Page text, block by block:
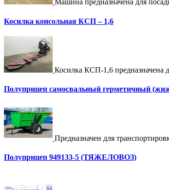
Машина предназначена для
Косилка консольная КСП – 1,6
Косилка КСП-1,6 предназначена
Полуприцеп самосвальный герметичный
Предназначен для
Полуприцеп 949133-5 (ТЯЖЕЛОВОЗ)